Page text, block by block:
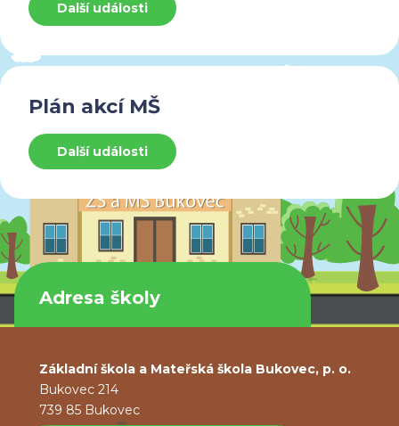
Další události
Plán akcí MŠ
Další události
Adresa školy
Základní škola a Mateřská škola Bukovec, p. o.
Bukovec 214
739 85 Bukovec